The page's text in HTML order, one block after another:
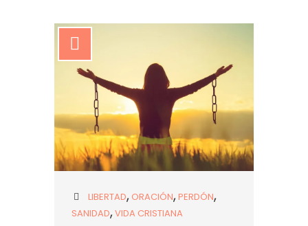
LIBERTAD ORACIÓN PERDÓN
SANIDAD VIDA CRISTIANA